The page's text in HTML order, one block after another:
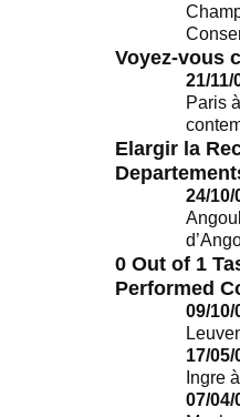
Voyez-vous
21/11/
Paris à
Elargir la
24/10/
0 Out of 1
Performed
09/10/
17/05/
Ingre à
07/04/